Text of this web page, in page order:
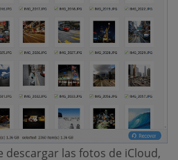
descargar las fotos de iCloud,